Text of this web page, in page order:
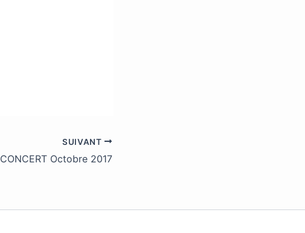
SUIVANT
CONCERT Octobre 2017